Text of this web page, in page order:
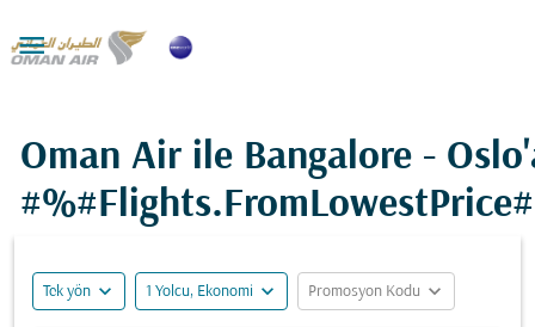

Oman Air ile Bangalore -
Tek yön expand_more 1 Yolcu, Ekonomi expand_more Promosyon Kodu expand_more